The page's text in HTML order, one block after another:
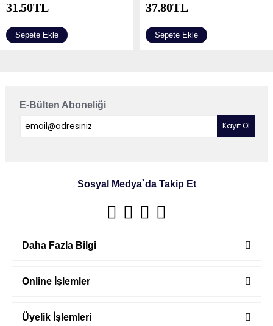
31.50TL
Sepete Ekle
37.80TL
Sepete Ekle
E-Bülten Aboneliği
Sosyal Medya`da Takip Et
Daha Fazla Bilgi
Online İşlemler
Üyelik İşlemleri